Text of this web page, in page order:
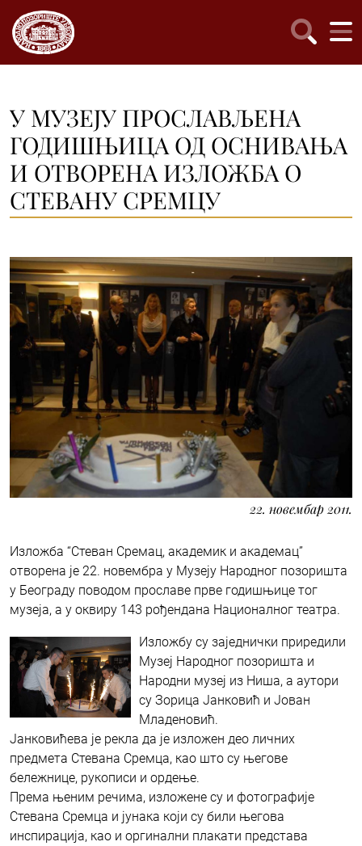
У МУЗЕЈУ ПРОСЛАВЉЕНА
ГОДИШЊИЦА ОД ОСНИВАЊА
И ОТВОРЕНА ИЗЛОЖБА О
СТЕВАНУ СРЕМЦУ
22. новембар 2011.
Изложба “Стеван Сремац, академик и академац”
отворена је 22. новембра у Музеју Народног позоришта
у Београду поводом прославе прве годишњице тог
музеја, а у оквиру 143 рођендана Националног театра.
Изложбу су заједнички приредили
Музеј Народног позоришта и
Народни музеј из Ниша, а аутори
су Зорица Јанковић и Јован
Младеновић.
Јанковићева је рекла да је изложен део личних
предмета Стевана Сремца, као што су његове
бележнице, рукописи и ордење.
Према њеним речима, изложене су и фотографије
Стевана Сремца и јунака који су били његова
инспирација, као и оргинални плакати представа